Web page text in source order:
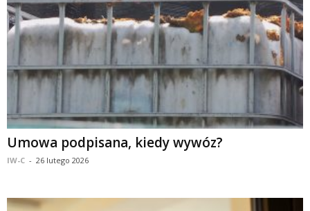
Umowa podpisana, kiedy wywóz?
IW-C - 26 lutego 2026